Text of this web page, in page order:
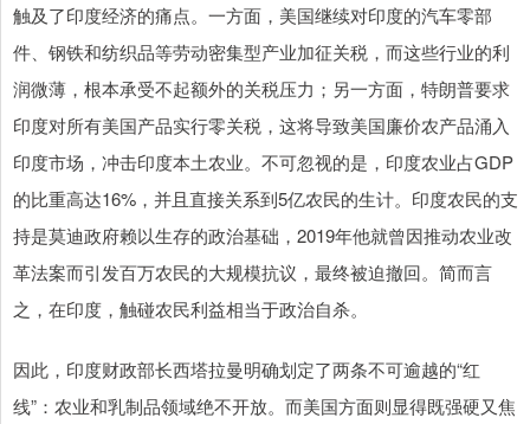
触及了印度经济的痛点。一方面，美国继续对印度的汽车零部
件、钢铁和纺织品等劳动密集型产业加征关税，而这些行业的利
润微薄，根本承受不起额外的关税压力；另一方面，特朗普要求
印度对所有美国产品实行零关税，这将导致美国廉价农产品涌入
印度市场，冲击印度本土农业。不可忽视的是，印度农业占GDP
的比重高达16%，并且直接关系到5亿农民的生计。印度农民的支
持是莫迪政府赖以生存的政治基础，2019年他就曾因推动农业改
革法案而引发百万农民的大规模抗议，最终被迫撤回。简而言
之，在印度，触碰农民利益相当于政治自杀。
因此，印度财政部长西塔拉曼明确划定了两条不可逾越的“红
线”：农业和乳制品领域绝不开放。而美国方面则显得既强硬又焦